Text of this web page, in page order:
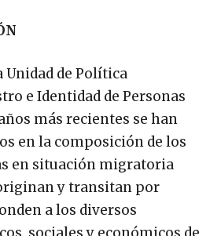
Unidad de Política
e Identidad de Personas
más recientes se han
en la composición de los
en situación migratoria
y transitan por
a los diversos